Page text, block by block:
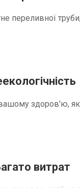
здоров'ю,
витрат